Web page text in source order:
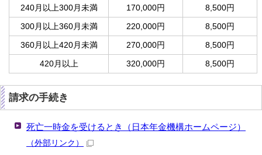
240月以上300月未満
170,000円
8,500円
300月以上360月未満
220,000円
8,500円
360月以上420月未満
270,000円
8,500円
420月以上
320,000円 8,500円
請求の手続き
死亡一時金を受けるとき（日本年金機構ホームページ）
（外部リンク）